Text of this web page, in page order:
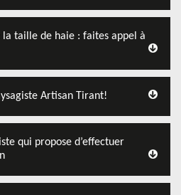
la taille de haie : faites appel à
Artisan Tirant!
qui propose d’effectuer